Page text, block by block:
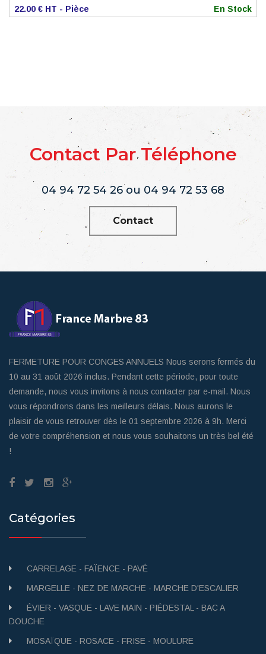
22.00 € HT - Pièce En Stock
Contact Par Téléphone
04 94 72 54 26 ou 04 94 72 53 68
Contact
FERMETURE POUR CONGES ANNUELS Nous serons fermés du
10 au 31 août 2026 inclus. Pendant cette période, pour toute
demande, nous vous invitons à nous contacter par e-mail. Nous
vous répondrons dans les meilleurs délais. Nous aurons le
plaisir de vous retrouver dès le 01 septembre 2026 à 9h. Merci
de votre compréhension et nous vous souhaitons un très bel été
!
Catégories
CARRELAGE - FAÏENCE - PAVÉ
MARGELLE - NEZ DE MARCHE - MARCHE D'ESCALIER
ÉVIER - VASQUE - LAVE MAIN - PIÉDESTAL - BAC A
DOUCHE
MOSAÏQUE - ROSACE - FRISE - MOULURE